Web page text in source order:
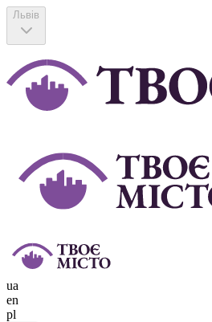
Львів
ua
en
pl